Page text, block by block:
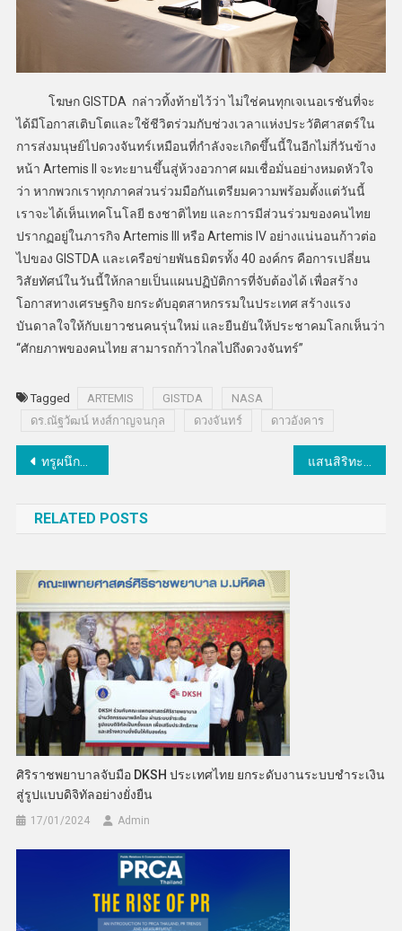
โฆษก GISTDA กล่าวทิ้งท้ายไว้ว่า ไม่ใช่คนทุกเจเนอเรชันที่จะ
ได้มีโอกาสเติบโตและใช้ชีวิตร่วมกับช่วงเวลาแห่งประวัติศาสตร์ใน
การส่งมนุษย์ไปดวงจันทร์เหมือนที่กำลังจะเกิดขึ้นนี้ในอีกไม่กี่วันข้าง
หน้า Artemis II จะทะยานขึ้นสู่ห้วงอวกาศ ผมเชื่อมั่นอย่างหมดหัวใจ
ว่า หากพวกเราทุกภาคส่วนร่วมมือกันเตรียมความพร้อมตั้งแต่วันนี้
เราจะได้เห็นเทคโนโลยี ธงชาติไทย และการมีส่วนร่วมของคนไทย
ปรากฏอยู่ในภารกิจ Artemis III หรือ Artemis IV อย่างแน่นอนก้าวต่อ
ไปของ GISTDA และเครือข่ายพันธมิตรทั้ง 40 องค์กร คือการเปลี่ยน
วิสัยทัศน์ในวันนี้ให้กลายเป็นแผนปฏิบัติการที่จับต้องได้ เพื่อสร้าง
โอกาสทางเศรษฐกิจ ยกระดับอุตสาหกรรมในประเทศ สร้างแรง
บันดาลใจให้กับเยาวชนคนรุ่นใหม่ และยืนยันให้ประชาคมโลกเห็นว่า
“ศักยภาพของคนไทย สามารถก้าวไกลไปถึงดวงจันทร์”
Tagged ARTEMIS GISTDA
NASA
ดร.ณัฐวัฒน์ หงส์กาญจนกุล
ดวงจันทร์ ดาวอังคาร
แนะแนว
ทรูผนึกแอนท์เวิร์ค ผู้นำโดรนโลจิสติกส์ระดับโลก เปิดนวัตกรรม “โดรน AI” ยกระดับระบบขนส่งไทยสู่โลจิสติกส์อัจฉริยะ แสนสิริทะลุเป้าปิดยอดขายมหกรรมบ้านฯ 2,000 ล้าน ดันยอดขายไตรมาส 1 ปี 69 โตตามแผน
RELATED POSTS
ศิริราชพยาบาลจับมือ DKSH ประเทศไทย ยกระดับงานระบบชำระเงิน
สู่รูปแบบดิจิทัลอย่างยั่งยืน
17/01/2024 Admin